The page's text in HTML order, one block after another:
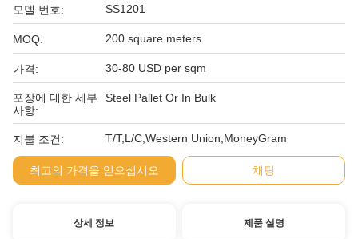
모델 번호: SS1201
MOQ: 200 square meters
가격: 30-80 USD per sqm
포장에 대한 세부
사항:
Steel Pallet Or In Bulk
지불 조건: T/T,L/C,Western Union,MoneyGram
최고의 가격을 얻으십시오 채팅
상세 정보 제품 설명